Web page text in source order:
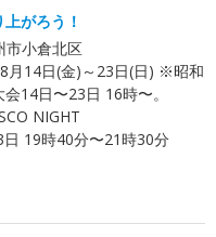
がろう！
市小倉北区
月14日(金)～23日(日) ※昭和
14日〜23日 16時〜。
NIGHT
日 19時40分〜21時30分